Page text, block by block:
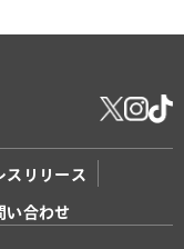
スリリース
い合わせ